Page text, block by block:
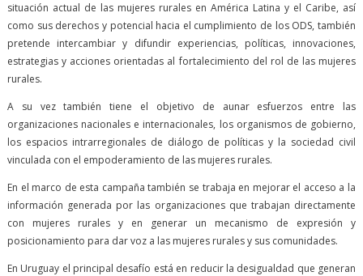
situación actual de las mujeres rurales en América Latina y el Caribe, así
como sus derechos y potencial hacia el cumplimiento de los ODS, también
pretende intercambiar y difundir experiencias, políticas, innovaciones,
estrategias y acciones orientadas al fortalecimiento del rol de las mujeres
rurales.
A su vez también tiene el objetivo de aunar esfuerzos entre las
organizaciones nacionales e internacionales, los organismos de gobierno,
los espacios intrarregionales de diálogo de políticas y la sociedad civil
vinculada con el empoderamiento de las mujeres rurales.
En el marco de esta campaña también se trabaja en mejorar el acceso a la
información generada por las organizaciones que trabajan directamente
con mujeres rurales y en generar un mecanismo de expresión y
posicionamiento para dar voz a las mujeres rurales y sus comunidades.
En Uruguay el principal desafío está en reducir la desigualdad que generan